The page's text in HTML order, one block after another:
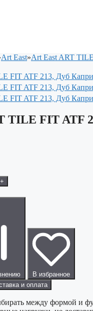
Art East»Art East ART
TILE FIT ATF
+
В избранное
и оплата
между формой и